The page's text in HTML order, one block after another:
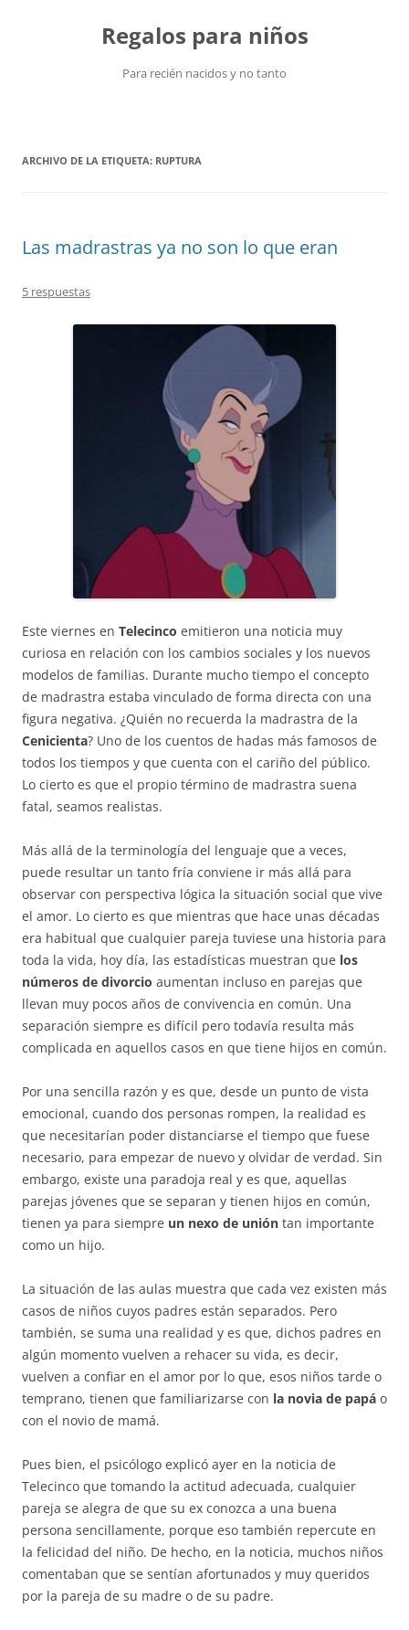
Regalos para niños
Para recién nacidos y no tanto
ARCHIVO DE LA ETIQUETA: RUPTURA
Las madrastras ya no son lo que eran
5 respuestas
Este viernes en Telecinco emitieron una noticia muy
curiosa en relación con los cambios sociales y los nuevos
modelos de familias. Durante mucho tiempo el concepto
de madrastra estaba vinculado de forma directa con una
figura negativa. ¿Quién no recuerda la madrastra de la
Cenicienta? Uno de los cuentos de hadas más famosos de
todos los tiempos y que cuenta con el cariño del público.
Lo cierto es que el propio término de madrastra suena
fatal, seamos realistas.
Más allá de la terminología del lenguaje que a veces,
puede resultar un tanto fría conviene ir más allá para
observar con perspectiva lógica la situación social que vive
el amor. Lo cierto es que mientras que hace unas décadas
era habitual que cualquier pareja tuviese una historia para
toda la vida, hoy día, las estadísticas muestran que los
números de divorcio aumentan incluso en parejas que
llevan muy pocos años de convivencia en común. Una
separación siempre es difícil pero todavía resulta más
complicada en aquellos casos en que tiene hijos en común.
Por una sencilla razón y es que, desde un punto de vista
emocional, cuando dos personas rompen, la realidad es
que necesitarían poder distanciarse el tiempo que fuese
necesario, para empezar de nuevo y olvidar de verdad. Sin
embargo, existe una paradoja real y es que, aquellas
parejas jóvenes que se separan y tienen hijos en común,
tienen ya para siempre un nexo de unión tan importante
como un hijo.
La situación de las aulas muestra que cada vez existen más
casos de niños cuyos padres están separados. Pero
también, se suma una realidad y es que, dichos padres en
algún momento vuelven a rehacer su vida, es decir,
vuelven a confiar en el amor por lo que, esos niños tarde o
temprano, tienen que familiarizarse con la novia de papá o
con el novio de mamá.
Pues bien, el psicólogo explicó ayer en la noticia de
Telecinco que tomando la actitud adecuada, cualquier
pareja se alegra de que su ex conozca a una buena
persona sencillamente, porque eso también repercute en
la felicidad del niño. De hecho, en la noticia, muchos niños
comentaban que se sentían afortunados y muy queridos
por la pareja de su madre o de su padre.